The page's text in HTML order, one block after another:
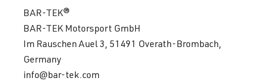
BAR-TEK®
BAR-TEK Motorsport GmbH
Im Rauschen Auel 3, 51491 Overath-Brombach,
Germany
info@bar-tek.com